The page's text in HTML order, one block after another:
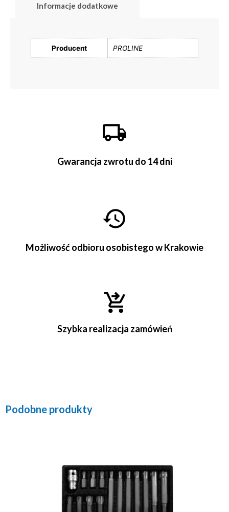
Informacje dodatkowe
Producent PROLINE
Gwarancja zwrotu do 14 dni
Możliwość odbioru osobistego w Krakowie
Szybka realizacja zamówień
Podobne produkty